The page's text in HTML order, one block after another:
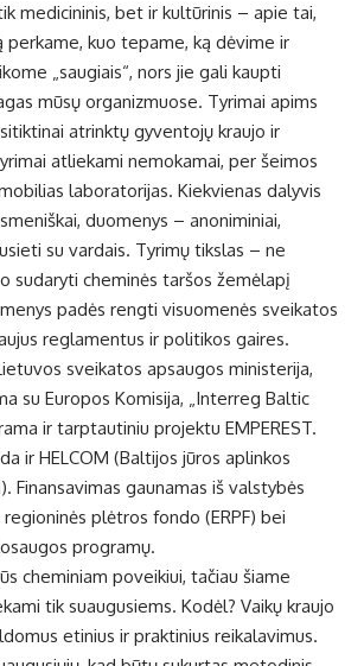
medicininis, bet ir kultūrinis – apie tai,
perkame, kuo tepame, ką dėvime ir
„saugiais“, nors jie gali kaupti
mūsų organizmuose. Tyrimai apims
atrinktų gyventojų kraujo ir
atliekami nemokamai, per šeimos
laboratorijas. Kiekvienas dalyvis
duomenys – anoniminiai,
su vardais. Tyrimų tikslas – ne
sudaryti cheminės taršos žemėlapį
padės rengti visuomenės sveikatos
reglamentus ir politikos gaires.
sveikatos apsaugos ministerija,
su Europos Komisija, „Interreg Baltic
ir tarptautiniu projektu EMPEREST.
ir HELCOM (Baltijos jūros aplinkos
Finansavimas gaunamas iš valstybės
plėtros fondo (ERPF) bei
programų.
cheminiam poveikiui, tačiau šiame
tik suaugusiems. Kodėl? Vaikų kraujo
etinius ir praktinius reikalavimus.